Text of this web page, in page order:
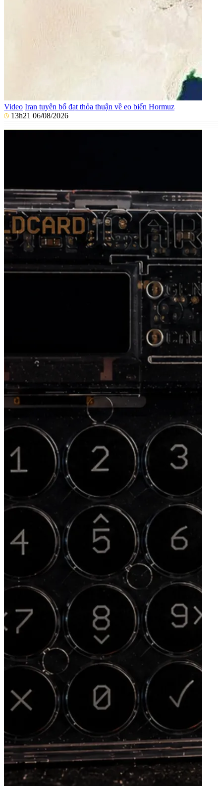
Video Iran tuyên bố đạt thỏa thuận về eo biển Hormuz
13h21 06/08/2026